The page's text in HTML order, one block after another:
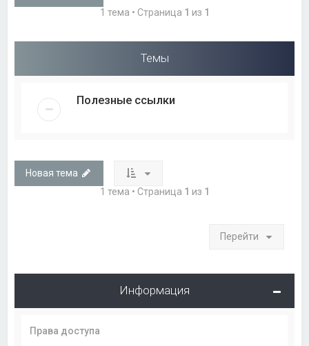
1 тема • Страница 1 из 1
Темы
Полезные ссылки
Новая тема
1 тема • Страница 1 из 1
Перейти
Информация
Права доступа